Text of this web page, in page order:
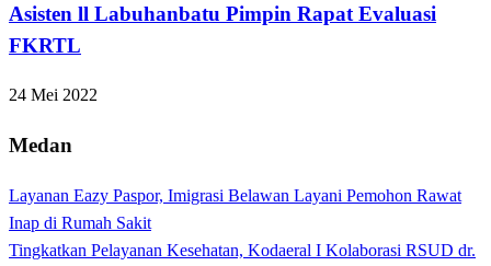
Asisten ll Labuhanbatu Pimpin Rapat Evaluasi
FKRTL
24 Mei 2022
Medan
Layanan Eazy Paspor, Imigrasi Belawan Layani Pemohon Rawat
Inap di Rumah Sakit
Tingkatkan Pelayanan Kesehatan, Kodaeral I Kolaborasi RSUD dr.